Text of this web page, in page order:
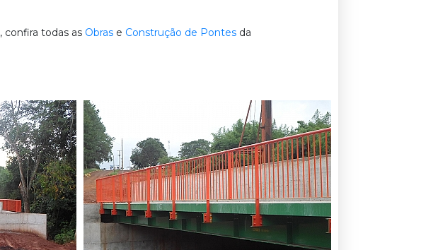
, confira todas as Obras e Construção de Pontes da